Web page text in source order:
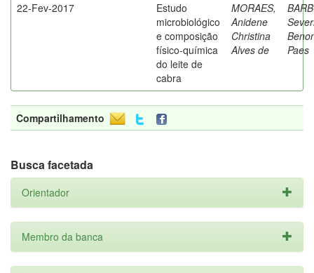
22-Fev-2017
Estudo
microbiológico
e composição
físico-química
do leite de
cabra
MORAES,
Anidene
Christina
Alves de
Paes
Compartilhamento
Busca facetada
Orientador
Membro da banca